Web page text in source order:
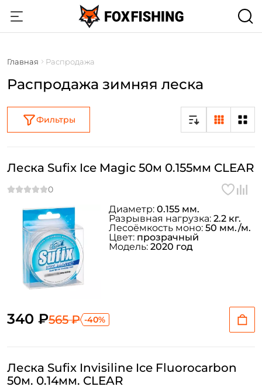
Главная Распродажа
Распродажа зимняя леска
Фильтры
Леска Sufix Ice Magic 50м 0.155мм CLEAR
340 ₽565 ₽ -40%
Диаметр: 0.155 мм.
Разрывная нагрузка: 2.2 кг.
Лесоёмкость моно: 50 мм./м.
Цвет: прозрачный
Модель: 2020 год
Леска Sufix Invisiline Ice Fluorocarbon
50м. 0.14мм. CLEAR
ФИО: *